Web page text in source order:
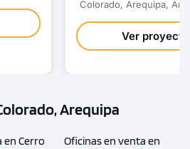
Colorado, Arequipa,
Ver proyecto
Arequipa
Cerro
Oficinas en venta en